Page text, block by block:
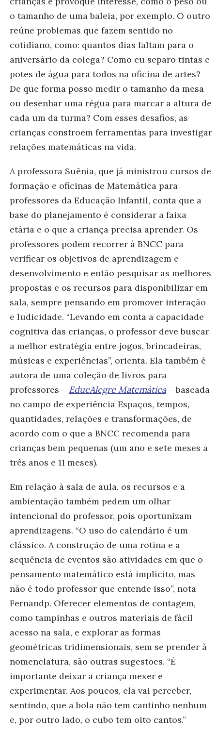
o tamanho de uma baleia, por exemplo. O outro
reúne problemas que fazem sentido no
cotidiano, como: quantos dias faltam para o
aniversário da colega? Como eu separo tintas e
potes de água para todos na oficina de artes?
De que forma posso medir o tamanho da mesa
ou desenhar uma régua para marcar a altura de
cada um da turma? Com esses desafios, as
crianças constroem ferramentas para investigar
relações matemáticas na vida.
A professora Suênia, que já ministrou cursos de
formação e oficinas de Matemática para
professores da Educação Infantil, conta que a
base do planejamento é considerar a faixa
etária e o que a criança precisa aprender. Os
professores podem recorrer à BNCC para
verificar os objetivos de aprendizagem e
desenvolvimento e então pesquisar as melhores
propostas e os recursos para disponibilizar em
sala, sempre pensando em promover interação
e ludicidade. “Levando em conta a capacidade
cognitiva das crianças, o professor deve buscar
a melhor estratégia entre jogos, brincadeiras,
músicas e experiências”, orienta. Ela também é
autora de uma coleção de livros para
professores – EducAlegre Matemática– baseada
no campo de experiência Espaços, tempos,
quantidades, relações e transformações, de
acordo com o que a BNCC recomenda para
crianças bem pequenas (um ano e sete meses a
três anos e 11 meses).
Em relação à sala de aula, os recursos e a
ambientação também pedem um olhar
intencional do professor, pois oportunizam
aprendizagens. “O uso do calendário é um
clássico. A construção de uma rotina e a
sequência de eventos são atividades em que o
pensamento matemático está implícito, mas
não é todo professor que entende isso”, nota
Fernandp. Oferecer elementos de contagem,
como tampinhas e outros materiais de fácil
acesso na sala, e explorar as formas
geométricas tridimensionais, sem se prender à
nomenclatura, são outras sugestões. “É
importante deixar a criança mexer e
experimentar. Aos poucos, ela vai perceber,
sentindo, que a bola não tem cantinho nenhum
e, por outro lado, o cubo tem oito cantos.”